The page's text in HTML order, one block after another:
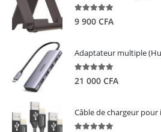
5.00out of 5
9 900 CFA
5.00out of 5
21 000 CFA